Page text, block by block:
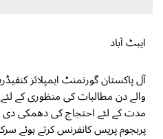
ایبٹ آباد
آل پاکستان گورنمنٹ ایمپلائز
والے دن مطالبات کی منظوری کے لئے
مدت کے لئے احتجاج کی دھمکی دی
پرہجوم پریس کانفرنس کرتے ہوئے